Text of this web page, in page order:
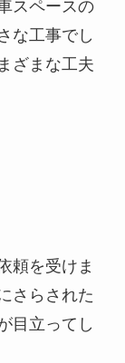
スペースの
な工事でし
ざまな工夫
頼を受けま
さらされた
目立ってし